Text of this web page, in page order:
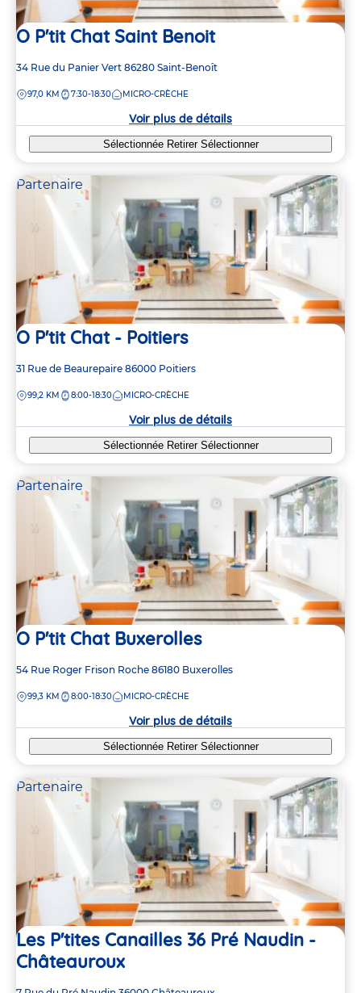
O P'tit Chat Saint Benoit
Adresse
la
34 Rue du Panier Vert 86280 Saint-Benoît
DISTANCE
97,0 KM 7:30-18:30 MICRO-CRÈCHE
Voir plus de détails
Sélectionnée Retirer Sélectionner
Partenaire
O P'tit Chat - Poitiers
Adresse
la
31 Rue de Beaurepaire 86000 Poitiers
DISTANCE
99,2 KM 8:00-18:30 MICRO-CRÈCHE
Voir plus de détails
Sélectionnée Retirer Sélectionner
Partenaire
O P'tit Chat Buxerolles
Adresse
la
54 Rue Roger Frison Roche 86180 Buxerolles
DISTANCE
99,3 KM 8:00-18:30 MICRO-CRÈCHE
Voir plus de détails
Sélectionnée Retirer Sélectionner
Partenaire
Les P'tites Canailles 36 Pré Naudin -
Châteauroux